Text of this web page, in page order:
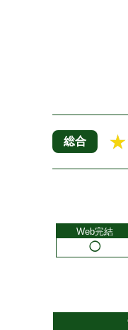
総合
Web完結
◯